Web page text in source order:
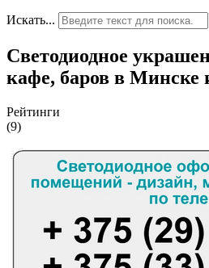
Искать...
Светодиодное
кафе, баров в Минске
Рейтинги
(9)